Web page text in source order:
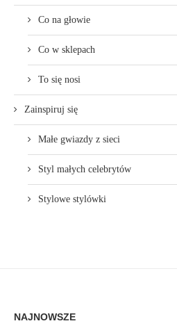
Co na głowie
Co w sklepach
To się nosi
Zainspiruj się
Małe gwiazdy z sieci
Styl małych celebrytów
Stylowe stylówki
NAJNOWSZE